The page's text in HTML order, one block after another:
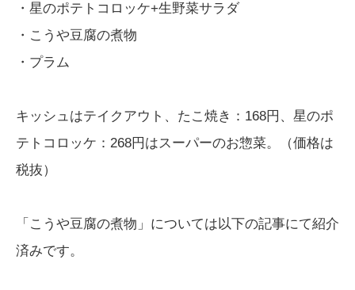
・星のポテトコロッケ+生野菜サラダ
・こうや豆腐の煮物
・プラム
キッシュはテイクアウト、たこ焼き：168円、星のポ
テトコロッケ：268円はスーパーのお惣菜。（価格は
税抜）
「こうや豆腐の煮物」については以下の記事にて紹介
済みです。